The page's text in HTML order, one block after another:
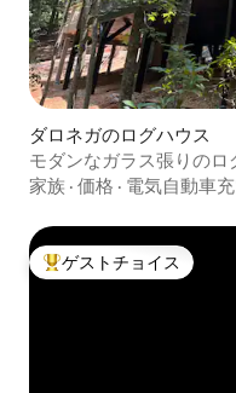
ダロネガのログハウス
モダンなガラス張りのロ
ロネガの近く
家族 · 価格 · 電気自動車
大好評のゲストチョイス
ゲストチョイス